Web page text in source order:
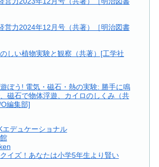
営力2024年12月号（共著）［明治図書
しい植物実験と観察（共著）[工学社
ぼう! 電気・磁石・熱の実験: 勝手に鳴
磁石で物体浮遊、カイロのしくみ（共
編集部]
エデュケーショナル
イズ！あなたは小学5年生より賢い